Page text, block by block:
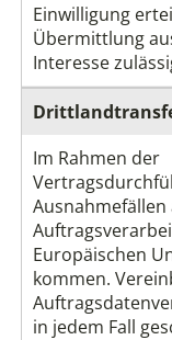
Einwilligung
Übermittlung
Interesse
Im Rahmen der
Ausnahmefällen
Europäischen
kommen.
in jedem Fall